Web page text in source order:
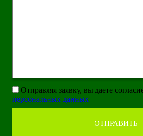
Отправляя заявку, вы даете
персональных данных